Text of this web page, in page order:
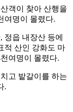
객이 찾아 산행을
여명이 몰렸다.
정읍 내장산 등에
적 산인 강화도 마
여명이 몰렸다.
고 밭갈이를 하는
.